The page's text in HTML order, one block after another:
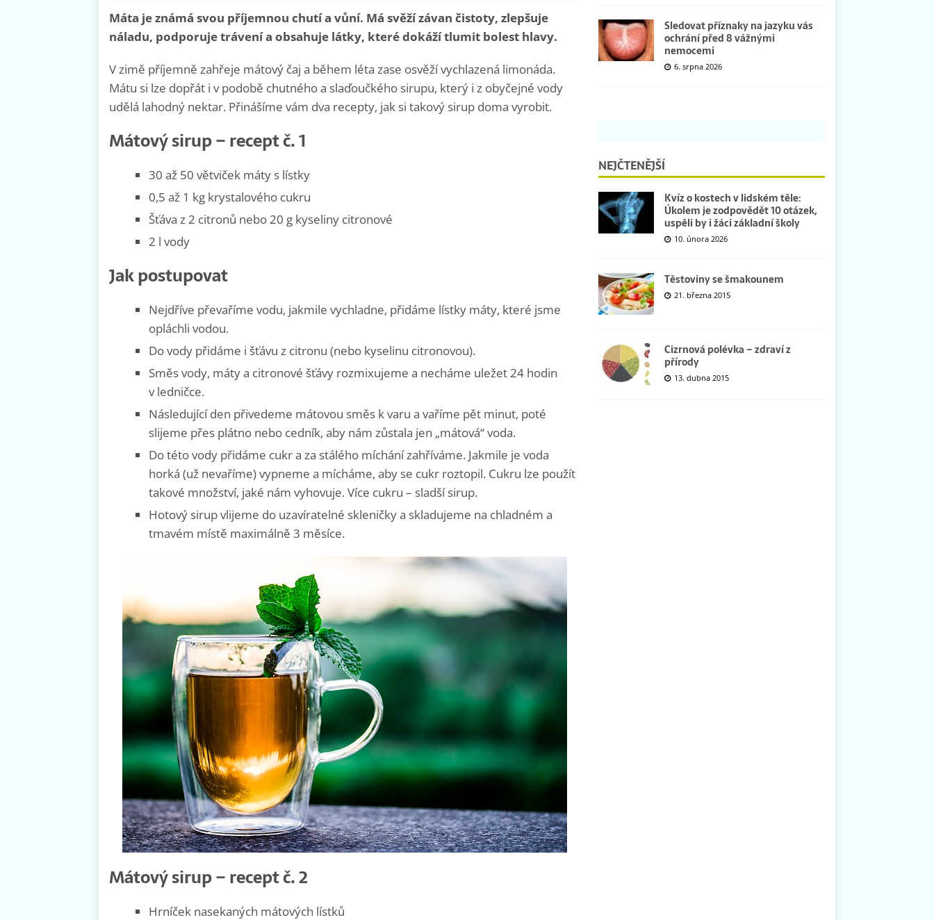
Máta je známá svou příjemnou chutí a vůní. Má svěží závan čistoty, zlepšuje
náladu, podporuje trávení a obsahuje látky, které dokáží tlumit bolest hlavy.
V zimě příjemně zahřeje mátový čaj a během léta zase osvěží vychlazená limonáda.
Mátu si lze dopřát i v podobě chutného a slaďoučkého sirupu, který i z obyčejné vody
udělá lahodný nektar. Přinášíme vám dva recepty, jak si takový sirup doma vyrobit.
Mátový sirup – recept č. 1
30 až 50 větviček máty s lístky
0,5 až 1 kg krystalového cukru
Šťáva z 2 citronů nebo 20 g kyseliny citronové
2 l vody
Jak postupovat
Nejdříve převaříme vodu, jakmile vychladne, přidáme lístky máty, které jsme
opláchli vodou.
Do vody přidáme i šťávu z citronu (nebo kyselinu citronovou).
Směs vody, máty a citronové šťávy rozmixujeme a necháme uležet 24 hodin
v ledničce.
Následující den přivedeme mátovou směs k varu a vaříme pět minut, poté
slijeme přes plátno nebo cedník, aby nám zůstala jen „mátová“ voda.
Do této vody přidáme cukr a za stálého míchání zahříváme. Jakmile je voda
horká (už nevaříme) vypneme a mícháme, aby se cukr roztopil. Cukru lze použít
takové množství, jaké nám vyhovuje. Více cukru – sladší sirup.
Hotový sirup vlijeme do uzavíratelné skleničky a skladujeme na chladném a
tmavém místě maximálně 3 měsíce.
Mátový sirup – recept č. 2
Hrníček nasekaných mátových lístků
Sledovat příznaky na jazyku vás
ochrání před 8 vážnými
nemocemi
6. srpna 2026
NEJČTENĚJŠÍ
Kvíz o kostech v lidském těle:
Úkolem je zodpovědět 10 otázek,
uspěli by i žáci základní školy
10. února 2026
Těstoviny se šmakounem
21. března 2015
Cizrnová polévka – zdraví z
přírody
13. dubna 2015